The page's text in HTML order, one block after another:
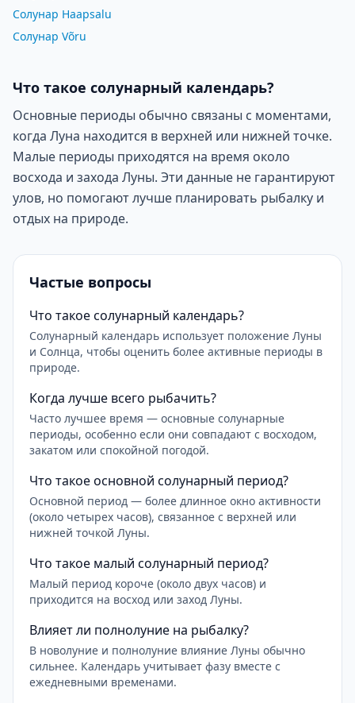
Солунар Haapsalu
Солунар Võru
Что такое солунарный календарь?
Основные периоды обычно связаны с моментами,
когда Луна находится в верхней или нижней точке.
Малые периоды приходятся на время около
восхода и захода Луны. Эти данные не гарантируют
улов, но помогают лучше планировать рыбалку и
отдых на природе.
Частые вопросы
Что такое солунарный календарь?
Солунарный календарь использует положение Луны
и Солнца, чтобы оценить более активные периоды в
природе.
Когда лучше всего рыбачить?
Часто лучшее время — основные солунарные
периоды, особенно если они совпадают с восходом,
закатом или спокойной погодой.
Что такое основной солунарный период?
Основной период — более длинное окно активности
(около четырех часов), связанное с верхней или
нижней точкой Луны.
Что такое малый солунарный период?
Малый период короче (около двух часов) и
приходится на восход или заход Луны.
Влияет ли полнолуние на рыбалку?
В новолуние и полнолуние влияние Луны обычно
сильнее. Календарь учитывает фазу вместе с
ежедневными временами.